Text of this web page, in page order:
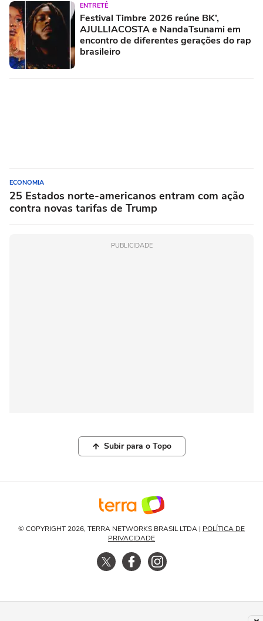
ENTRETÊ
Festival Timbre 2026 reúne BK’,
AJULLIACOSTA e NandaTsunami em
encontro de diferentes gerações do rap
brasileiro
ECONOMIA
25 Estados norte-americanos entram com ação
contra novas tarifas de Trump
PUBLICIDADE
Subir para o Topo
© COPYRIGHT 2026, TERRA NETWORKS BRASIL LTDA | POLÍTICA DE
PRIVACIDADE